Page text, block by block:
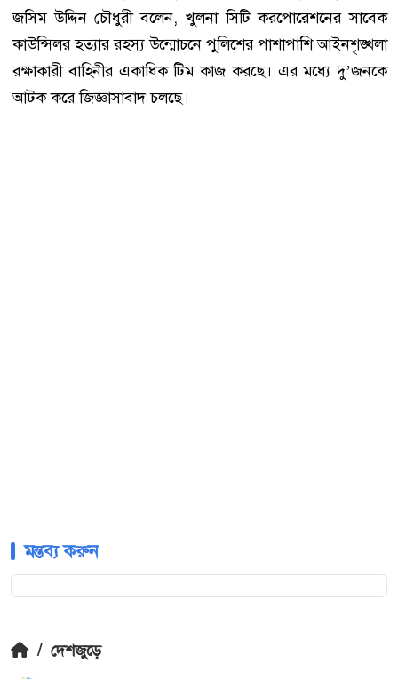
জসিম উদ্দিন চৌধুরী বলেন, খুলনা সিটি করপোরেশনের সাবেক
কাউন্সিলর হত্যার রহস্য উন্মোচনে পুলিশের পাশাপাশি আইনশৃঙ্খলা
রক্ষাকারী বাহিনীর একাধিক টিম কাজ করছে। এর মধ্যে দু’জনকে
আটক করে জিজ্ঞাসাবাদ চলছে।
মন্তব্য করুন
/ দেশজুড়ে